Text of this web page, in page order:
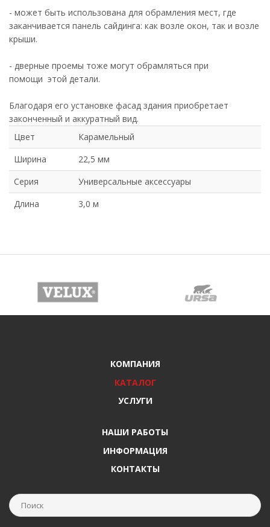
- может быть использована для обрамления мест, где
заканчивается панель сайдинга: как возле окон, так и возле
крыши.
- дверные проемы тоже могут обрамляться при
помощи этой детали.
Благодаря его установке фасад здания приобретает
законченный и аккуратный вид.
Цвет
Карамельный
Ширина
22,5 мм
Серия
Универсальные аксессуары
Длина
3,0 м
КОМПАНИЯ
КАТАЛОГ
УСЛУГИ
НАШИ РАБОТЫ
ИНФОРМАЦИЯ
КОНТАКТЫ